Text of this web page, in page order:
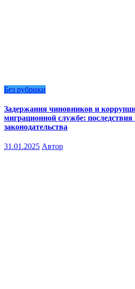
Без рубрики
Задержания чиновников и
миграционной службе: последствия
законодательства
31.01.2025 Автор